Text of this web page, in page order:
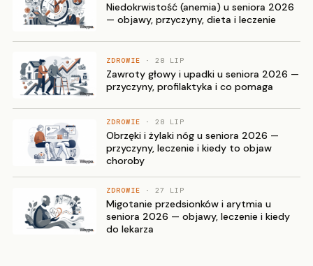
Niedokrwistość (anemia) u seniora 2026
— objawy, przyczyny, dieta i leczenie
ZDROWIE · 28 LIP
Zawroty głowy i upadki u seniora 2026 —
przyczyny, profilaktyka i co pomaga
ZDROWIE · 28 LIP
Obrzęki i żylaki nóg u seniora 2026 —
przyczyny, leczenie i kiedy to objaw
choroby
ZDROWIE · 27 LIP
Migotanie przedsionków i arytmia u
seniora 2026 — objawy, leczenie i kiedy
do lekarza